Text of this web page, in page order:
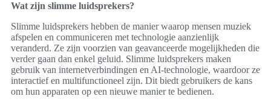
Wat zijn slimme luidsprekers?
Slimme luidsprekers hebben de manier waarop mensen muziek
afspelen en communiceren met technologie aanzienlijk
veranderd. Ze zijn voorzien van geavanceerde mogelijkheden die
verder gaan dan enkel geluid. Slimme luidsprekers maken
gebruik van internetverbindingen en AI-technologie, waardoor ze
interactief en multifunctioneel zijn. Dit biedt gebruikers de kans
om hun apparaten op een nieuwe manier te bedienen.